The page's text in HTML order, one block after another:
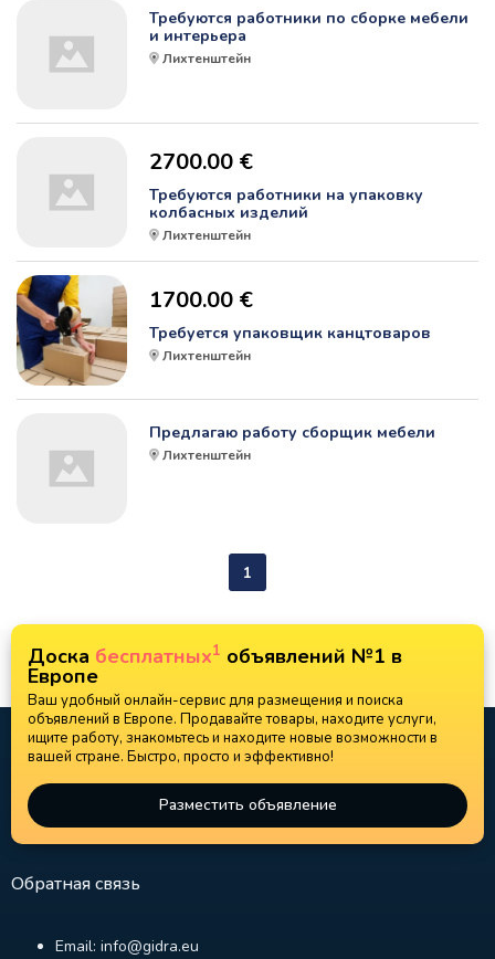
Требуются работники по сборке мебели
и интерьера
Лихтенштейн
2700.00 €
Требуются работники на упаковку
колбасных изделий
Лихтенштейн
1700.00 €
Требуется упаковщик канцтоваров
Лихтенштейн
Предлагаю работу сборщик мебели
Лихтенштейн
1
Доска бесплатных1 объявлений №1 в
Европе
Ваш удобный онлайн-сервис для размещения и поиска
объявлений в Европе. Продавайте товары, находите услуги,
ищите работу, знакомьтесь и находите новые возможности в
вашей стране. Быстро, просто и эффективно!
Разместить объявление
Обратная связь
Email: info@gidra.eu